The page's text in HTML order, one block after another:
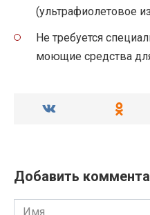
(ультрафиолетовое
Не требуется
моющие средства
Добавить
Имя